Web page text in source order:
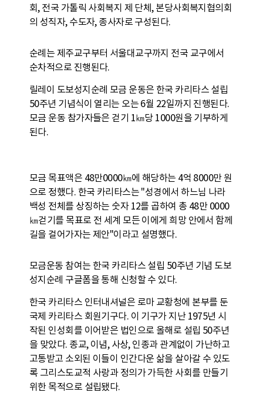
회, 전국 가톨릭 사회복지 제 단체, 본당사회복지협의회
의 성직자, 수도자, 종사자로 구성된다.
순례는 제주교구부터 서울대교구까지 전국 교구에서
순차적으로 진행된다.
릴레이 도보성지순례 모금 운동은 한국 카리타스 설립
50주년 기념식이 열리는 오는 6월 22일까지 진행된다.
모금 운동 참가자들은 걷기 1㎞당 1000원을 기부하게
된다.
모금 목표액은 48만0000㎞에 해당하는 4억 8000만 원
으로 정했다. 한국 카리타스는 "성경에서 하느님 나라
백성 전체를 상징하는 숫자 12를 곱하여 총 48만 0000
㎞걷기를 목표로 전 세계 모든 이에게 희망 안에서 함께
길을 걸어가자는 제안"이라고 설명했다.
모금운동 참여는 한국 카리타스 설립 50주년 기념 도보
성지순례 구글폼을 통해 신청할 수 있다.
한국 카리타스 인터내셔널은 로마 교황청에 본부를 둔
국제 카리타스 회원기구다. 이 기구가 지난 1975년 시
작된 인성회를 이어받은 법인으로 올해로 설립 50주년
을 맞았다. 종교, 이념, 사상, 인종과 관계없이 가난하고
고통받고 소외된 이들이 인간다운 삶을 살아갈 수 있도
록 그리스도교적 사랑과 정의가 가득한 사회를 만들기
위한 목적으로 설립됐다.